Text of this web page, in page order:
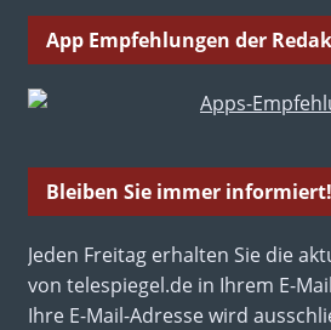
App Empfehlungen der
Bleiben Sie immer informiert!
Jeden Freitag erhalten Sie die
von telespiegel.de in Ihrem E-
Ihre E-Mail-Adresse wird